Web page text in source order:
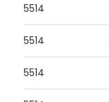
5514
5514
5514